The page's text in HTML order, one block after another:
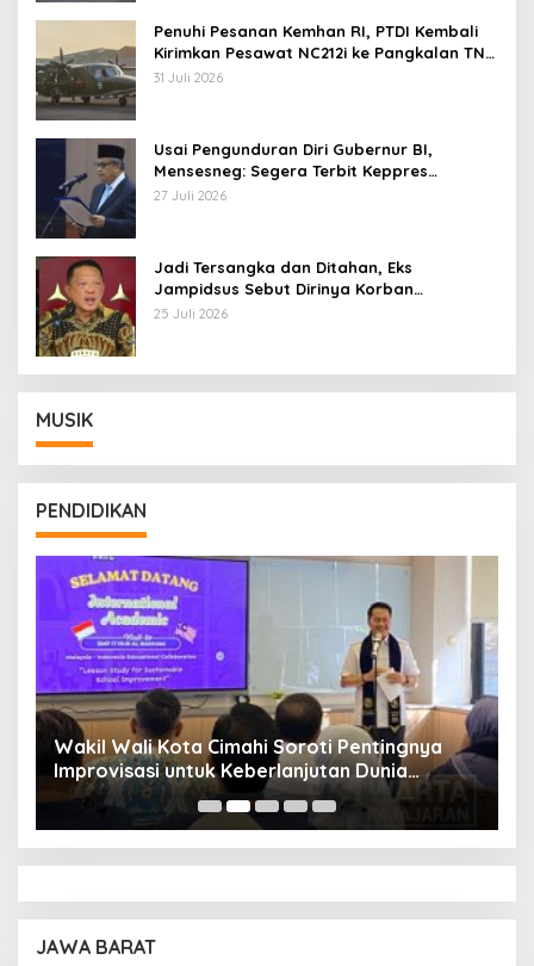
Penuhi Pesanan Kemhan RI, PTDI Kembali
Kirimkan Pesawat NC212i ke Pangkalan TNI
AU
31 Juli 2026
Usai Pengunduran Diri Gubernur BI,
Mensesneg: Segera Terbit Keppres
Pemberhentian dengan Hormat
27 Juli 2026
Jadi Tersangka dan Ditahan, Eks
Jampidsus Sebut Dirinya Korban
Kriminalisasi
25 Juli 2026
MUSIK
PENDIDIKAN
Wakil Wali Kota Cimahi Soroti Pentingnya
Improvisasi untuk Keberlanjutan Dunia
Pendidikan
JAWA BARAT